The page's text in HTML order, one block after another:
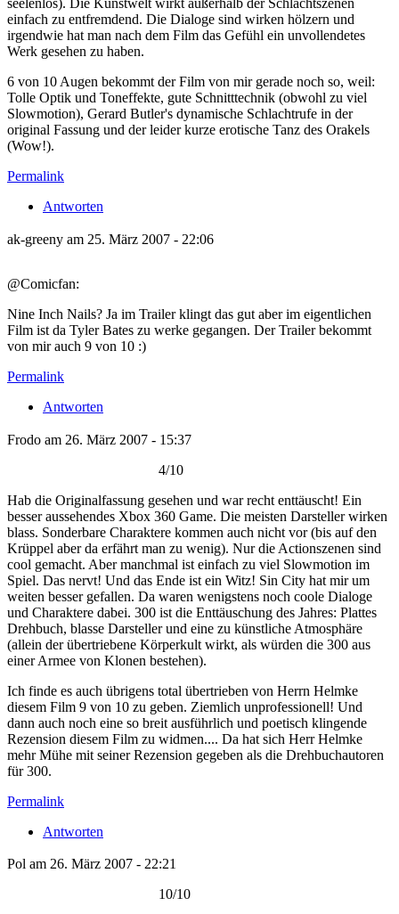
seelenlos). Die Kunstwelt wirkt außerhalb der Schlachtszenen
einfach zu entfremdend. Die Dialoge sind wirken hölzern und
irgendwie hat man nach dem Film das Gefühl ein unvollendetes
Werk gesehen zu haben.
6 von 10 Augen bekommt der Film von mir gerade noch so, weil:
Tolle Optik und Toneffekte, gute Schnitttechnik (obwohl zu viel
Slowmotion), Gerard Butler's dynamische Schlachtrufe in der
original Fassung und der leider kurze erotische Tanz des Orakels
(Wow!).
Permalink
Antworten
ak-greeny am 25. März 2007 - 22:06
@Comicfan:
Nine Inch Nails? Ja im Trailer klingt das gut aber im eigentlichen
Film ist da Tyler Bates zu werke gegangen. Der Trailer bekommt
von mir auch 9 von 10 :)
Permalink
Antworten
Frodo am 26. März 2007 - 15:37
4/10
Hab die Originalfassung gesehen und war recht enttäuscht! Ein
besser aussehendes Xbox 360 Game. Die meisten Darsteller wirken
blass. Sonderbare Charaktere kommen auch nicht vor (bis auf den
Krüppel aber da erfährt man zu wenig). Nur die Actionszenen sind
cool gemacht. Aber manchmal ist einfach zu viel Slowmotion im
Spiel. Das nervt! Und das Ende ist ein Witz! Sin City hat mir um
weiten besser gefallen. Da waren wenigstens noch coole Dialoge
und Charaktere dabei. 300 ist die Enttäuschung des Jahres: Plattes
Drehbuch, blasse Darsteller und eine zu künstliche Atmosphäre
(allein der übertriebene Körperkult wirkt, als würden die 300 aus
einer Armee von Klonen bestehen).
Ich finde es auch übrigens total übertrieben von Herrn Helmke
diesem Film 9 von 10 zu geben. Ziemlich unprofessionell! Und
dann auch noch eine so breit ausführlich und poetisch klingende
Rezension diesem Film zu widmen.... Da hat sich Herr Helmke
mehr Mühe mit seiner Rezension gegeben als die Drehbuchautoren
für 300.
Permalink
Antworten
Pol am 26. März 2007 - 22:21
10/10